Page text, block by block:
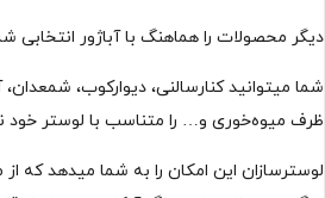
دیگر محصولات را هماهنگ با آباژور انتخابی
شما میتوانید کنارسالنی، دیوارکوب، شمعدان،
ظرف میوه‌خوری و… را متناسب با لوستر خود
لوسترسازان این امکان را به شما میدهد که